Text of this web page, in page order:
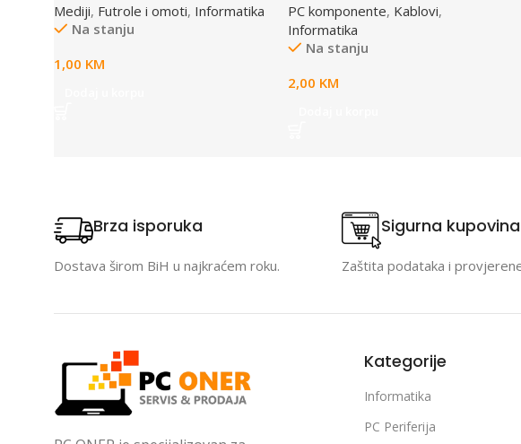
Mediji, Futrole i omoti, Informatika
Na stanju
1,00 KM
1x female to 2x male
PC komponente, Kablovi,
Informatika
Na stanju
2,00 KM
Brza isporuka
Dostava širom BiH u najkraćem roku.
Sigurna kupovina
Zaštita podataka i
Kategorije
Informatika
PC Periferija